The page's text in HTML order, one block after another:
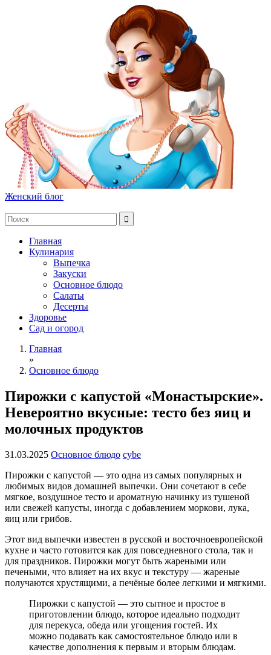
Женский блог
Главная
Кулинария
Выпечка
Закуски
Основное блюдо
Салаты
Десерты
Здоровье
Сад и огород
Главная
»
Основное блюдо
Пирожки с капустой «Монастырские».
Невероятно вкусные: тесто без яиц и
молочных продуктов
31.03.2025 Основное блюдо cybe
Пирожки с капустой — это одна из самых популярных и
любимых видов домашней выпечки. Они сочетают в себе
мягкое, воздушное тесто и ароматную начинку из тушеной
или свежей капусты, иногда с добавлением моркови, лука,
яиц или грибов.
Этот вид выпечки известен в русской и восточноевропейской
кухне и часто готовится как для повседневного стола, так и
для праздников. Пирожки могут быть жареными или
печеными, что влияет на их вкус и текстуру — жареные
получаются хрустящими, а печёные более легкими и мягкими.
Пирожки с капустой — это сытное и простое в
приготовлении блюдо, которое идеально подходит
для перекуса, обеда или угощения гостей. Их
можно подавать как самостоятельное блюдо или в
качестве дополнения к первым и вторым блюдам.